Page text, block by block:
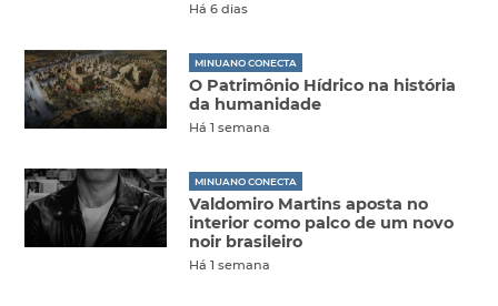
Há 6 dias
MINUANO CONECTA
O Patrimônio Hídrico na história
da humanidade
Há 1 semana
MINUANO CONECTA
Valdomiro Martins aposta no
interior como palco de um novo
noir brasileiro
Há 1 semana